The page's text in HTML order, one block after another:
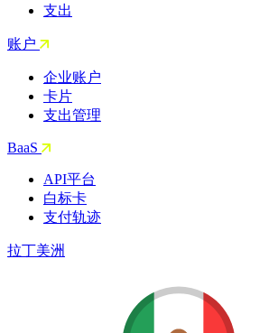
支出
账户
企业账户
卡片
支出管理
BaaS
API平台
白标卡
支付轨迹
拉丁美洲